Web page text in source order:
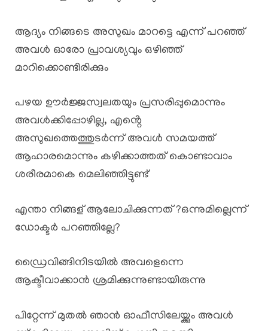
ആദ്യം നിങ്ങടെ അസുഖം മാറട്ടെ എന്ന് പറഞ്ഞ്
അവൾ ഓരോ പ്രാവശ്യവും ഒഴിഞ്ഞ്
മാറിക്കൊണ്ടിരിക്കും
പഴയ ഊർജ്ജസ്വലതയും പ്രസരിപ്പുമൊന്നും
അവൾക്കിപ്പോഴില്ല, എൻ്റെ
അസുഖത്തെത്തുടർന്ന് അവൾ സമയത്ത്
ആഹാരമൊന്നും കഴിക്കാത്തത് കൊണ്ടാവാം
ശരീരമാകെ മെലിഞ്ഞിട്ടുണ്ട്
എന്താ നിങ്ങള് ആലോചിക്കുന്നത് ?ഒന്നുമില്ലെന്ന്
ഡോക്ടർ പറഞ്ഞില്ലേ?
ഡ്രൈവിങ്ങിനിടയിൽ അവളെന്നെ
ആക്ടീവാക്കാൻ ശ്രമിക്കുന്നുണ്ടായിരുന്നു
പിറ്റേന്ന് മുതൽ ഞാൻ ഓഫീസിലേയ്ക്കും അവൾ